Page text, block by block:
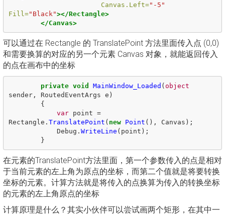
Canvas.Left="-5"
Fill="Black"></Rectangle>
</Canvas>
可以通过在 Rectangle 的 TranslatePoint 方法里面传入点 (0,0)
和需要换算的对应的另一个元素 Canvas 对象，就能返回传入
的点在画布中的坐标
private void MainWindow_Loaded (object
sender, RoutedEventArgs e )
{
var
point =
Rectangle . TranslatePoint ( new Point (), Canvas );
Debug . WriteLine ( point );
}
在元素的TranslatePoint方法里面，第一个参数传入的点是相对
于当前元素的左上角为原点的坐标，而第二个值就是将要转换
坐标的元素。计算方法就是将传入的点换算为传入的转换坐标
的元素的左上角原点的坐标
计算原理是什么？其实小伙伴可以尝试画两个矩形，在其中一